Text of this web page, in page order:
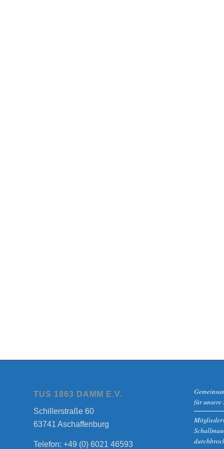
TUS 1863 DAMM E.V.
Schillerstraße 60
63741 Aschaffenburg
Telefon: +49 (0) 6021 46593
für